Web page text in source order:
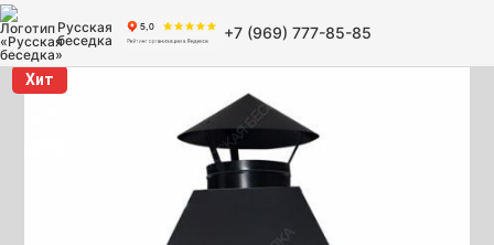
Русская
беседка
+7 (969) 777-85-85
Хит